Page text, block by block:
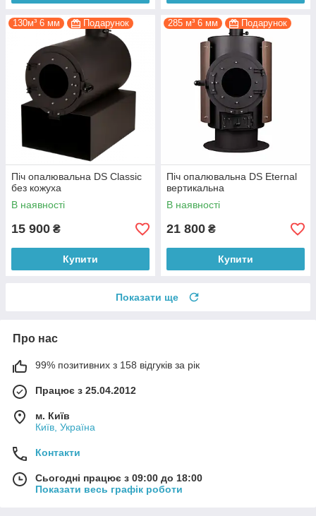
130м³ 6 мм Подарунок
Піч опалювальна DS Classic
без кожуха
В наявності
15 900 ₴
Купити
285 м³ 6 мм Подарунок
Піч опалювальна DS Eternal
вертикальна
В наявності
21 800 ₴
Купити
Показати ще
Про нас
99% позитивних з 158 відгуків за рік
Працює з 25.04.2012
м. Київ
Київ, Україна
Контакти
Сьогодні працює з 09:00 до 18:00
Показати весь графік роботи